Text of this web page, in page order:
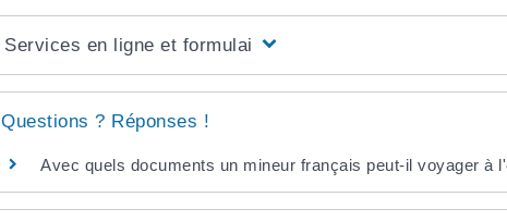
Services en ligne et formulaires
Questions ? Réponses !
Avec quels documents un mineur français peut-il voyager à